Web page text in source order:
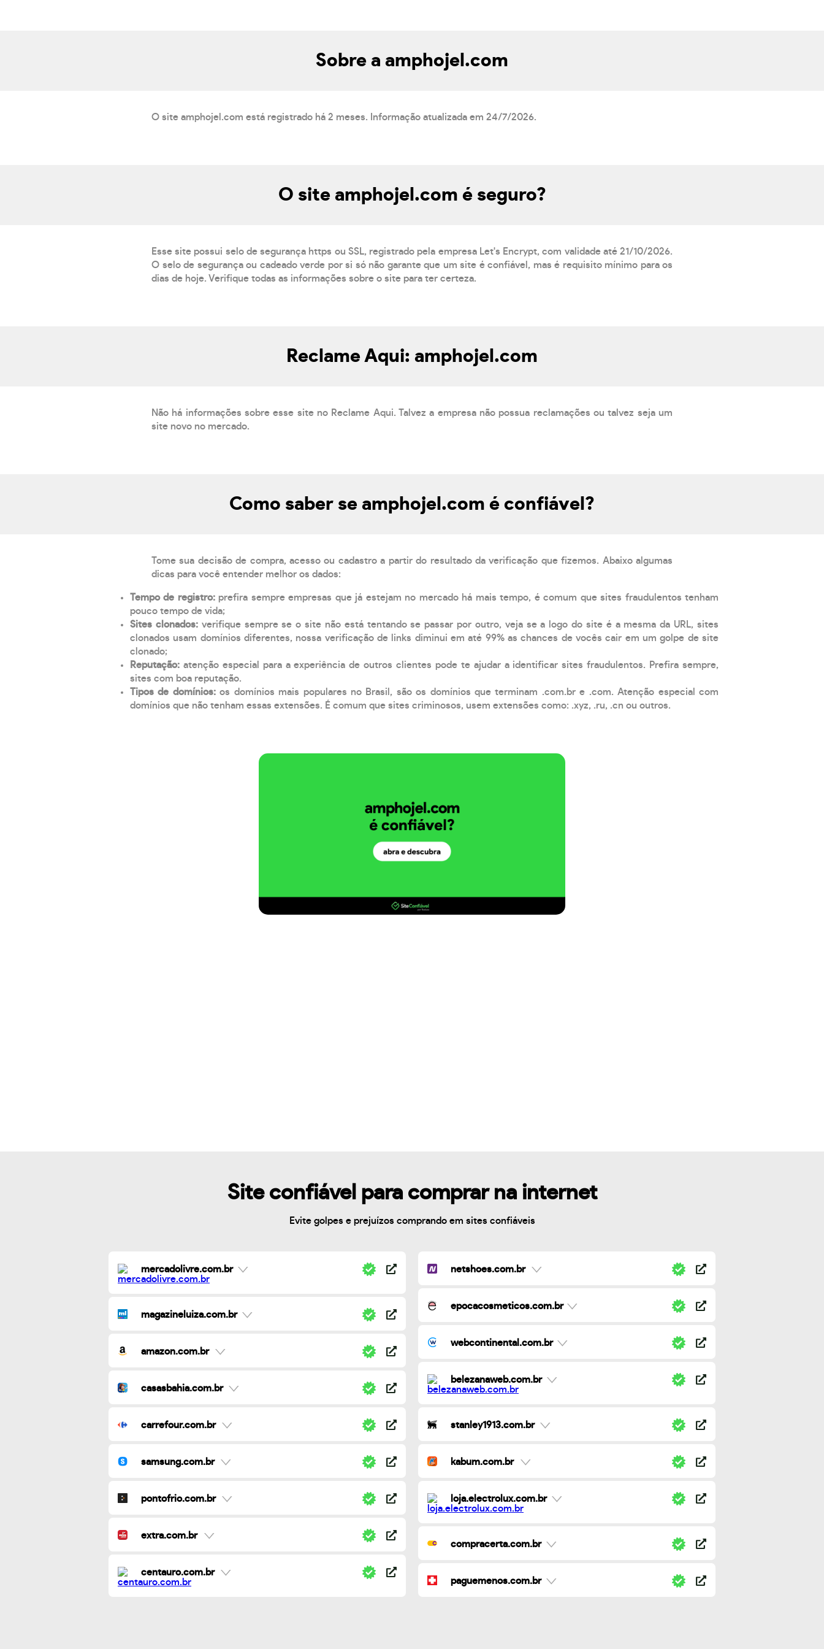
Sobre a amphojel.com
O site amphojel.com está registrado há 2 meses. Informação atualizada em 24/7/2026.
O site amphojel.com é seguro?
Esse site possui selo de segurança https ou SSL, registrado pela empresa Let's Encrypt, com validade até 21/10/2026.
O selo de segurança ou cadeado verde por si só não garante que um site é confiável, mas é requisito mínimo para os
dias de hoje. Verifique todas as informações sobre o site para ter certeza.
Reclame Aqui: amphojel.com
Não há informações sobre esse site no Reclame Aqui. Talvez a empresa não possua reclamações ou talvez seja um
site novo no mercado.
Como saber se amphojel.com é confiável?
Tome sua decisão de compra, acesso ou cadastro a partir do resultado da verificação que fizemos. Abaixo algumas
dicas para você entender melhor os dados:
Tempo de registro: prefira sempre empresas que já estejam no mercado há mais tempo, é comum que sites fraudulentos tenham
pouco tempo de vida;
Sites clonados: verifique sempre se o site não está tentando se passar por outro, veja se a logo do site é a mesma da URL, sites
clonados usam domínios diferentes, nossa verificação de links diminui em até 99% as chances de vocês cair em um golpe de site
clonado;
Reputação: atenção especial para a experiência de outros clientes pode te ajudar a identificar sites fraudulentos. Prefira sempre,
sites com boa reputação.
Tipos de domínios:os domínios mais populares no Brasil, são os domínios que terminam .com.br e .com. Atenção especial com
domínios que não tenham essas extensões. É comum que sites criminosos, usem extensões como: .xyz, .ru, .cn ou outros.
Site confiável para comprar na internet
Evite golpes e prejuízos comprando em sites confiáveis
mercadolivre.com.br
magazineluiza.com.br
amazon.com.br
casasbahia.com.br
carrefour.com.br
samsung.com.br
pontofrio.com.br
extra.com.br
centauro.com.br
netshoes.com.br
epocacosmeticos.com.br
webcontinental.com.br
belezanaweb.com.br
stanley1913.com.br
kabum.com.br
loja.electrolux.com.br
compracerta.com.br
paguemenos.com.br